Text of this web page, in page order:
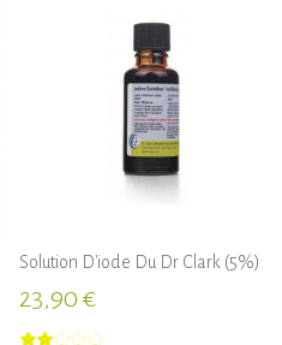
Solution D'iode Du Dr Clark (5%)
23,90 €